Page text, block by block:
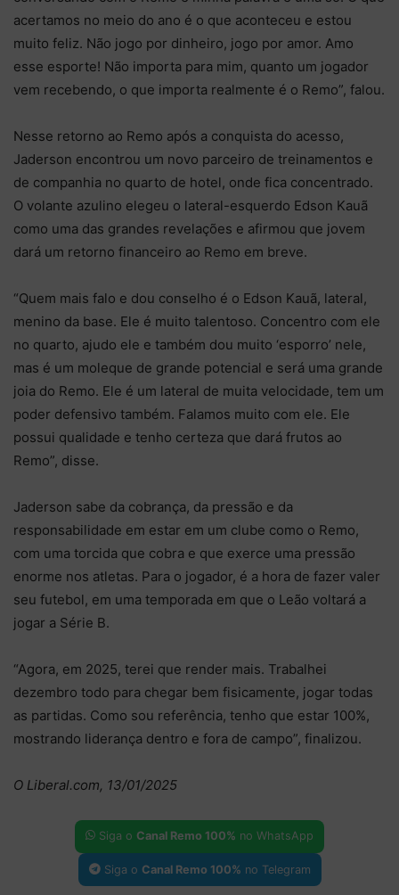
acertamos no meio do ano é o que aconteceu e estou
muito feliz. Não jogo por dinheiro, jogo por amor. Amo
esse esporte! Não importa para mim, quanto um jogador
vem recebendo, o que importa realmente é o Remo”, falou.
Nesse retorno ao Remo após a conquista do acesso,
Jaderson encontrou um novo parceiro de treinamentos e
de companhia no quarto de hotel, onde fica concentrado.
O volante azulino elegeu o lateral-esquerdo Edson Kauã
como uma das grandes revelações e afirmou que jovem
dará um retorno financeiro ao Remo em breve.
“Quem mais falo e dou conselho é o Edson Kauã, lateral,
menino da base. Ele é muito talentoso. Concentro com ele
no quarto, ajudo ele e também dou muito ‘esporro’ nele,
mas é um moleque de grande potencial e será uma grande
joia do Remo. Ele é um lateral de muita velocidade, tem um
poder defensivo também. Falamos muito com ele. Ele
possui qualidade e tenho certeza que dará frutos ao
Remo”, disse.
Jaderson sabe da cobrança, da pressão e da
responsabilidade em estar em um clube como o Remo,
com uma torcida que cobra e que exerce uma pressão
enorme nos atletas. Para o jogador, é a hora de fazer valer
seu futebol, em uma temporada em que o Leão voltará a
jogar a Série B.
“Agora, em 2025, terei que render mais. Trabalhei
dezembro todo para chegar bem fisicamente, jogar todas
as partidas. Como sou referência, tenho que estar 100%,
mostrando liderança dentro e fora de campo”, finalizou.
O Liberal.com, 13/01/2025
Siga o Canal Remo 100% no WhatsApp
Siga o Canal Remo 100% no Telegram